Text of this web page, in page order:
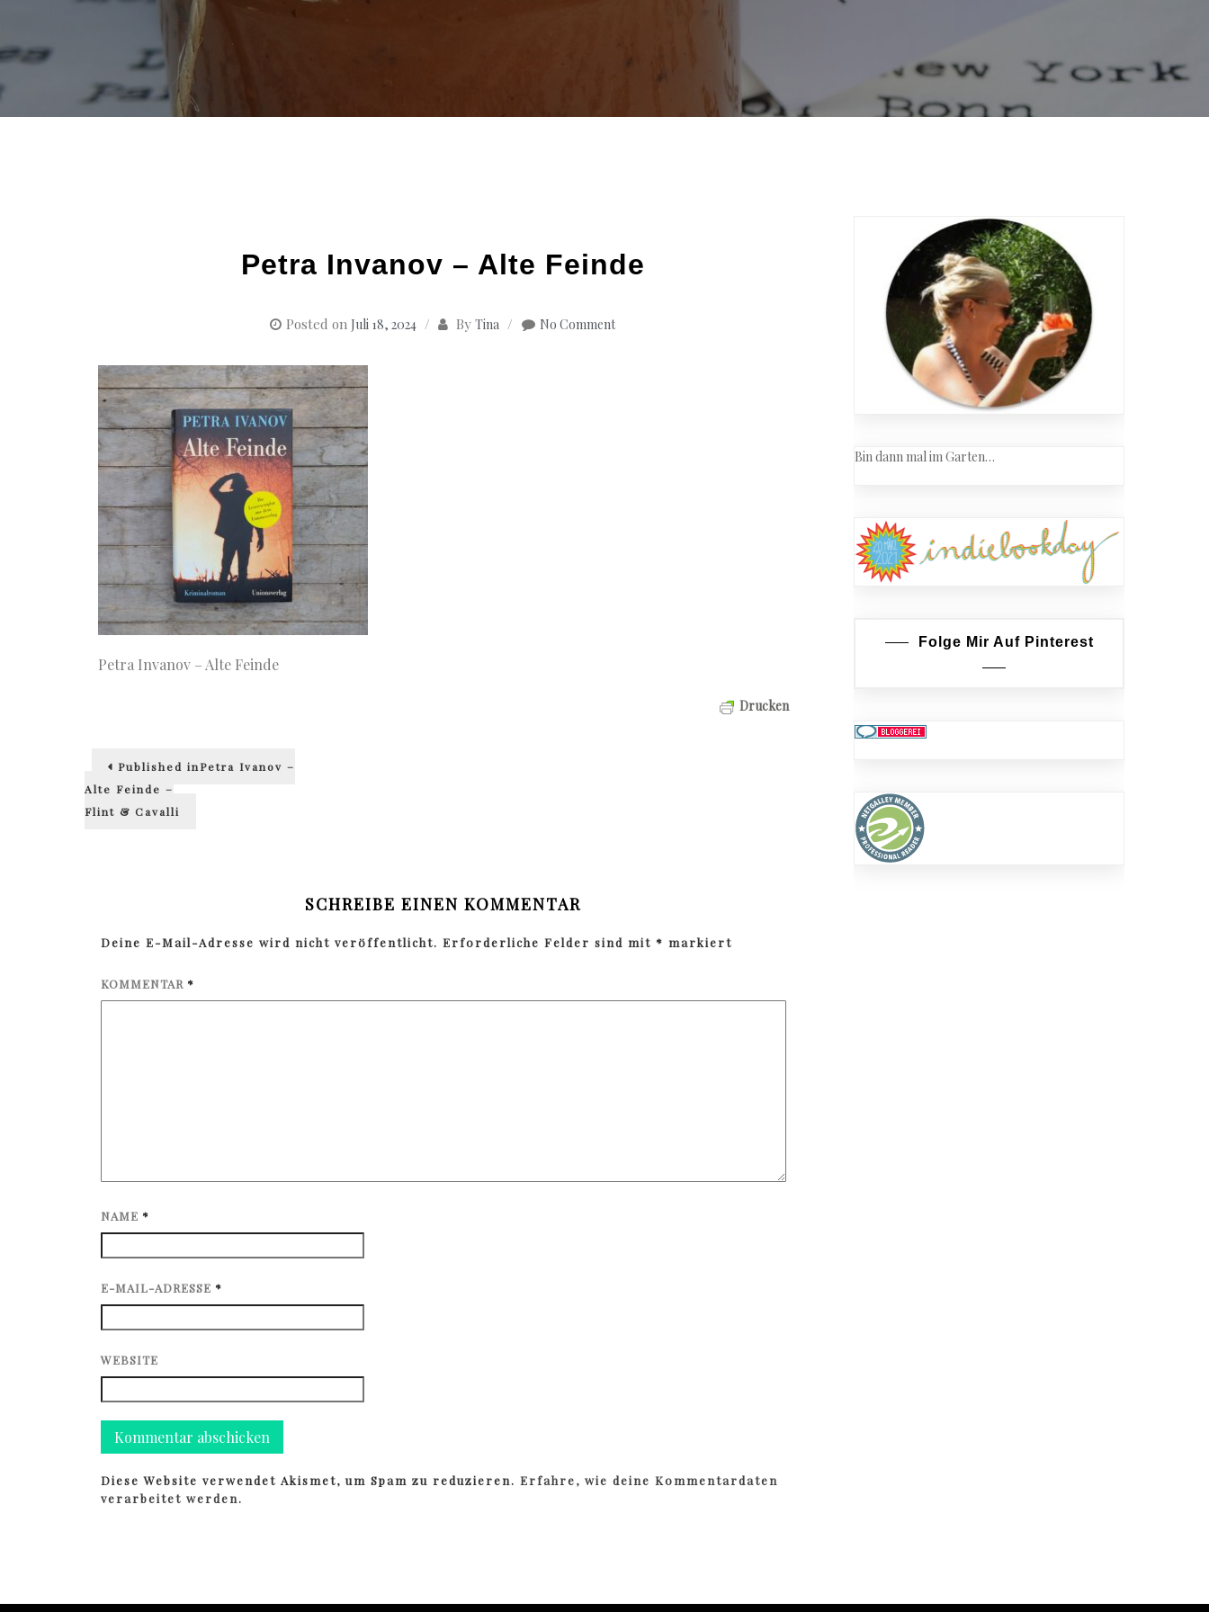
Petra Invanov – Alte Feinde
Posted on Juli 18, 2024 ByTina No Comment
Petra Invanov – Alte Feinde
Drucken
Beitragsnavigation
Published inPetra Ivanov –
Alte Feinde –
Flint & Cavalli
SCHREIBE EINEN KOMMENTAR
Deine E-Mail-Adresse wird nicht veröffentlicht. Erforderliche Felder sind mit * markiert
KOMMENTAR *
NAME *
E-MAIL-ADRESSE *
WEBSITE
Diese Website verwendet Akismet, um Spam zu reduzieren.Erfahre, wie deine Kommentardaten
verarbeitet werden.
Bin dann mal im Garten…
Folge Mir Auf Pinterest